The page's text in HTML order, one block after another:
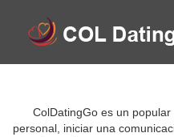
ColDatingGo es un
personal, iniciar una